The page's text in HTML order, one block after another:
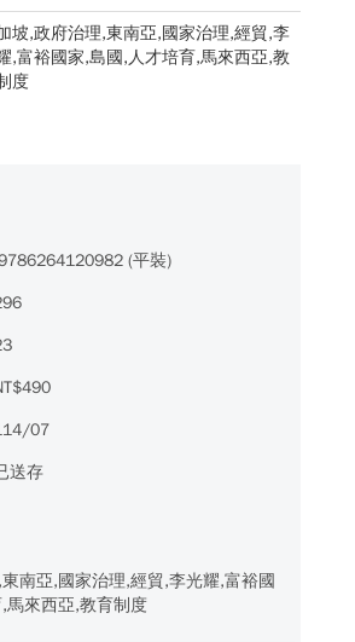
坡,政府治理,東南亞,國家治理,經貿,李
,富裕國家,島國,人才培育,馬來西亞,教
度
(平裝)
07
送存
南亞,國家治理,經貿,李光耀,富裕國
馬來西亞,教育制度